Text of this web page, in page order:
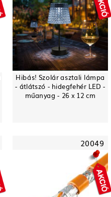
Hibás! Szolár asztali lámpa
- átlátszó - hidegfehér LED -
műanyag - 26 x 12 cm
20049